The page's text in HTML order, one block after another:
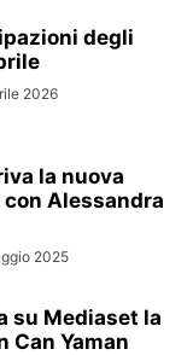
degli
2026
la nuova
Alessandra
2025
su Mediaset la
Can Yaman